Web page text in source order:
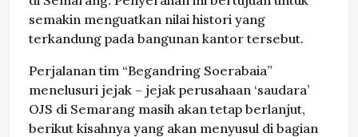
semakin menguatkan nilai histori yang
terkandung pada bangunan kantor tersebut.
Perjalanan tim “Begandring Soerabaia”
menelusuri jejak – jejak perusahaan ‘saudara’
OJS di Semarang masih akan tetap berlanjut,
berikut kisahnya yang akan menyusul di bagian